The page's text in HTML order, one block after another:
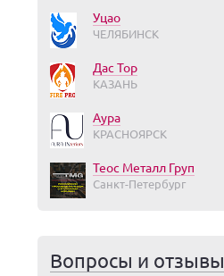
Уцао
ЧЕЛЯБИНСК
Дас Тор
КАЗАНЬ
Аура
КРАСНОЯРСК
Теос Металл Груп
Санкт-Петербург
Вопросы и отзывы